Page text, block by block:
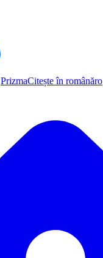
PrizmaCitește în românăro